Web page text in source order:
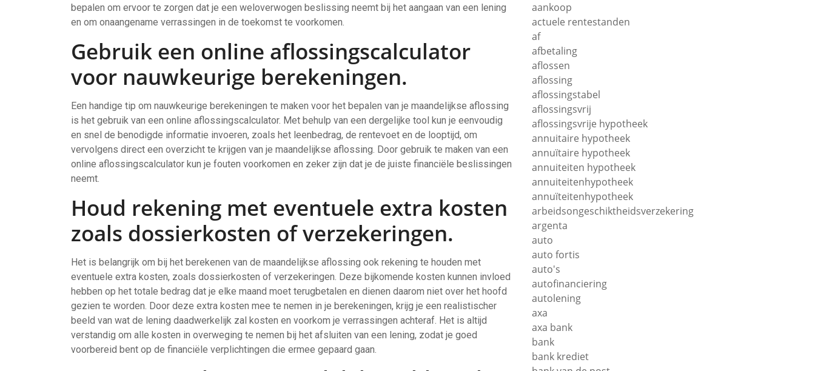
bepalen om ervoor te zorgen dat je een weloverwogen beslissing neemt bij het aangaan van een lening
en om onaangename verrassingen in de toekomst te voorkomen.
Gebruik een online aflossingscalculator
voor nauwkeurige berekeningen.
Een handige tip om nauwkeurige berekeningen te maken voor het bepalen van je maandelijkse aflossing
is het gebruik van een online aflossingscalculator. Met behulp van een dergelijke tool kun je eenvoudig
en snel de benodigde informatie invoeren, zoals het leenbedrag, de rentevoet en de looptijd, om
vervolgens direct een overzicht te krijgen van je maandelijkse aflossing. Door gebruik te maken van een
online aflossingscalculator kun je fouten voorkomen en zeker zijn dat je de juiste financiële beslissingen
neemt.
Houd rekening met eventuele extra kosten
zoals dossierkosten of verzekeringen.
Het is belangrijk om bij het berekenen van de maandelijkse aflossing ook rekening te houden met
eventuele extra kosten, zoals dossierkosten of verzekeringen. Deze bijkomende kosten kunnen invloed
hebben op het totale bedrag dat je elke maand moet terugbetalen en dienen daarom niet over het hoofd
gezien te worden. Door deze extra kosten mee te nemen in je berekeningen, krijg je een realistischer
beeld van wat de lening daadwerkelijk zal kosten en voorkom je verrassingen achteraf. Het is altijd
verstandig om alle kosten in overweging te nemen bij het afsluiten van een lening, zodat je goed
voorbereid bent op de financiële verplichtingen die ermee gepaard gaan.
aankoop
actuele rentestanden
af
afbetaling
aflossen
aflossing
aflossingstabel
aflossingsvrij
aflossingsvrije hypotheek
annuitaire hypotheek
annuïtaire hypotheek
annuiteiten hypotheek
annuiteitenhypotheek
annuïteitenhypotheek
arbeidsongeschiktheidsverzekering
argenta
auto
auto fortis
auto's
autofinanciering
autolening
axa
axa bank
bank
bank krediet